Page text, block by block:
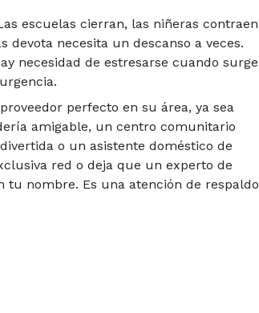
escuelas cierran, las niñeras contraen
devota necesita un descanso a veces.
necesidad de estresarse cuando surge
perfecto en su área, ya sea
amigable, un centro comunitario
o un asistente doméstico de
red o deja que un experto de
tu nombre. Es una atención de respaldo